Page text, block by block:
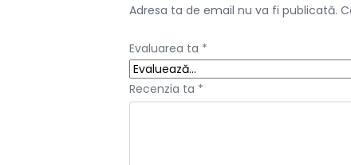
Adresa ta de email nu va fi publicată.
Evaluarea ta *
Recenzia ta *